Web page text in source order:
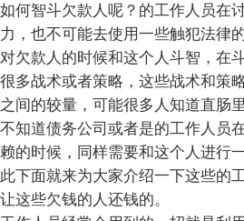
如何智斗欠款人呢？的工作人员在
力，也不可能去使用一些触犯法律
对欠款人的时候和这个人斗智，在
很多战术或者策略，这些战术和策
之间的较量，可能很多人知道直肠
不知道债务公司或者是的工作人员
赖的时候，同样需要和这个人进行
此下面就来为大家介绍一下这些的
让这些欠钱的人还钱的。